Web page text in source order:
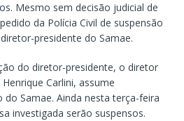
Mesmo sem decisão judicial de
da Polícia Civil de suspensão
presidente do Samae.
do diretor-presidente, o diretor
Carlini, assume
Samae. Ainda nesta terça-feira
investigada serão suspensos.